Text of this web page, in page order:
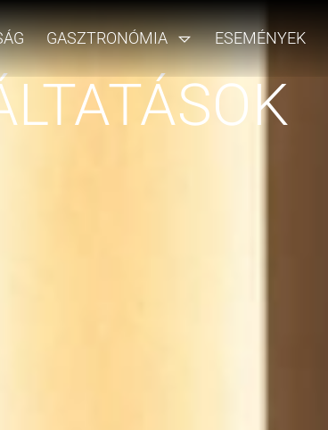
GASZTRONÓMIA ESEMÉNYEK